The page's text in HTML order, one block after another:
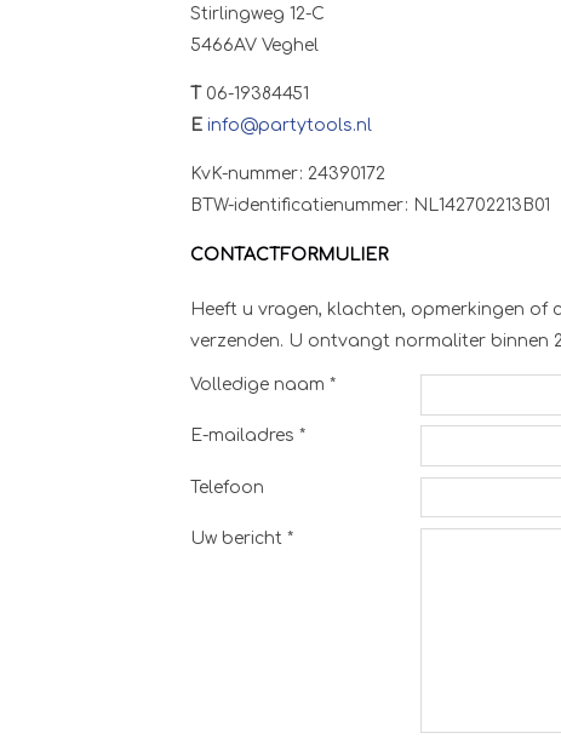
Stirlingweg 12-C
5466AV Veghel
T06-19384451
E info@partytools.nl
KvK-nummer: 24390172
BTW-identificatienummer: NL142702213B01
CONTACTFORMULIER
Heeft u vragen, klachten, opmerkingen of
verzenden. U ontvangt normaliter binnen
Volledige naam *
E-mailadres *
Telefoon
Uw bericht *